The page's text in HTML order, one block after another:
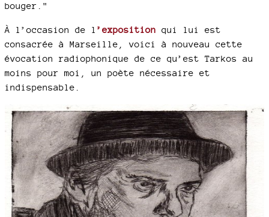
bouger."
À l’occasion de l ’exposition qui lui est
consacrée à Marseille, voici à nouveau cette
évocation radiophonique de ce qu’est Tarkos au
moins pour moi, un poète nécessaire et
indispensable.